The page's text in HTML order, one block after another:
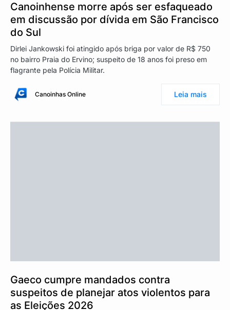
Canoinhense morre após ser esfaqueado
em discussão por dívida em São Francisco
do Sul
Dirlei Jankowski foi atingido após briga por valor de R$ 750
no bairro Praia do Ervino; suspeito de 18 anos foi preso em
flagrante pela Polícia Militar.
Canoinhas Online Leia mais
Gaeco cumpre mandados contra
suspeitos de planejar atos violentos para
as Eleições 2026